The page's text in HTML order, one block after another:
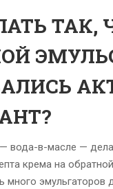
ТАК,
вода-в-масле —
крема на
много эмульгаторов